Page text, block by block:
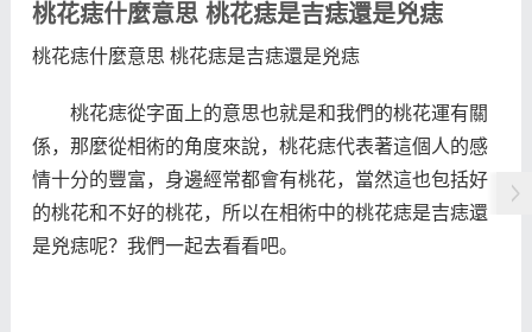
桃花痣什麼意思 桃花痣是吉痣還是兇痣
桃花痣什麼意思 桃花痣是吉痣還是兇痣
桃花痣從字面上的意思也就是和我們的桃花運有關
係，那麼從相術的角度來說，桃花痣代表著這個人的感
情十分的豐富，身邊經常都會有桃花，當然這也包括好
的桃花和不好的桃花，所以在相術中的桃花痣是吉痣還
是兇痣呢？我們一起去看看吧。